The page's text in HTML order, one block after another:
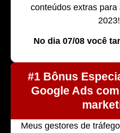
conteúdos extras
2023!
No dia 07/08 você
#1 Bônus
Google Ads
Meus gestores de